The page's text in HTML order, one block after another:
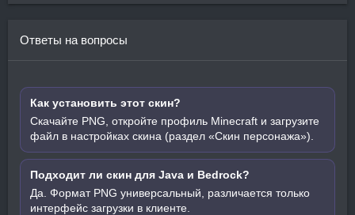
Ответы на вопросы
Как установить этот скин?
Скачайте PNG, откройте профиль Minecraft и загрузите
файл в настройках скина (раздел «Скин персонажа»).
Подходит ли скин для Java и Bedrock?
Да. Формат PNG универсальный, различается только
интерфейс загрузки в клиенте.